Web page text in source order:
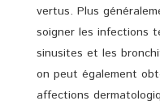
vertus. Plus
soigner les infections
sinusites et les
on peut également
affections